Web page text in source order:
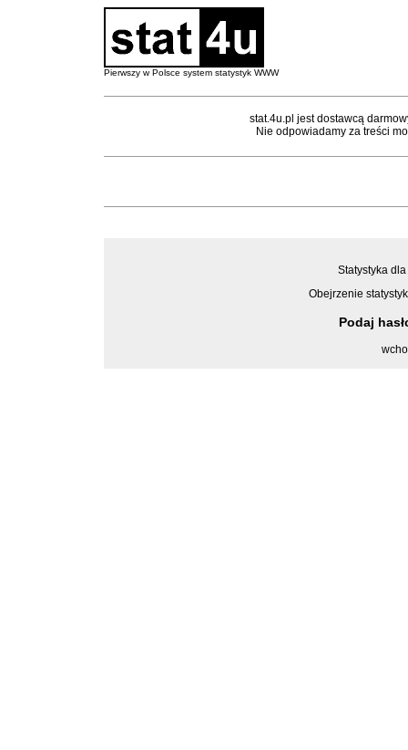
Pierwszy w Polsce system statystyk WWW
stat.4u.pl jest dostawcą
Nie odpowiadamy za treści
Statystyka
Obejrzenie
Podaj